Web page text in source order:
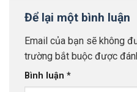
Để lại một bình luận
Email của bạn sẽ không
trường bắt buộc được
Bình luận *